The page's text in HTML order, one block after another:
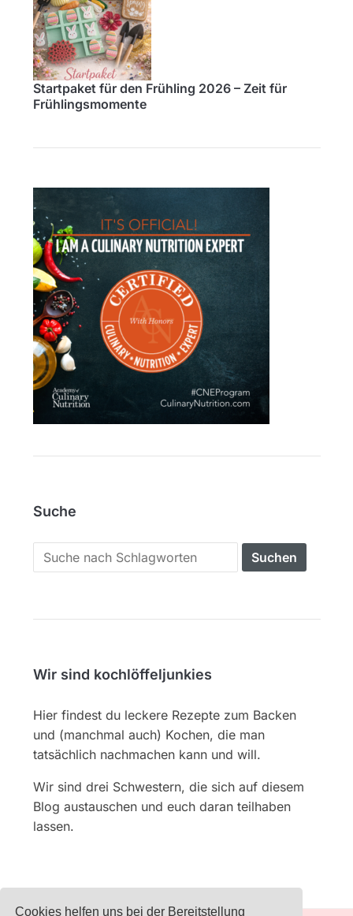
Cookies helfen uns bei der Bereitstellung
Startpaket für den Frühling 2026 – Zeit für
Frühlingsmomente
Suche
Search
for:
Wir sind kochlöffeljunkies
Hier findest du leckere Rezepte zum Backen
und (manchmal auch) Kochen, die man
tatsächlich nachmachen kann und will.
Wir sind drei Schwestern, die sich auf diesem
Blog austauschen und euch daran teilhaben
lassen.